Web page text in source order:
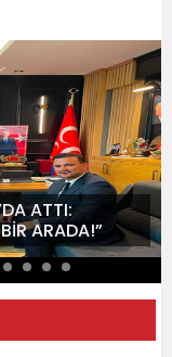
ATTI:
ARADA!”